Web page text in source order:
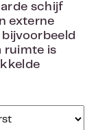
schijf
externe
ruimte is